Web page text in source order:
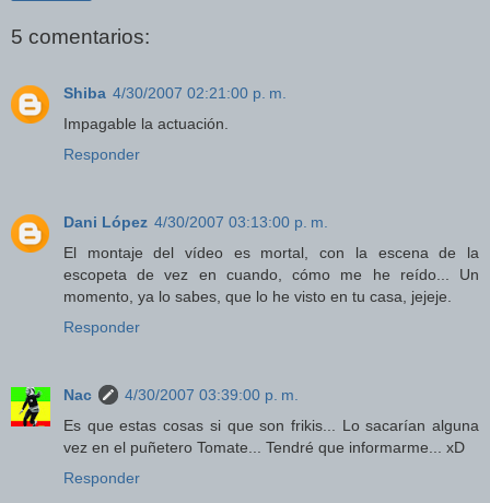
5 comentarios:
Shiba 4/30/2007 02:21:00 p. m.
Impagable la actuación.
Responder
Dani López 4/30/2007 03:13:00 p. m.
El montaje del vídeo es mortal, con la escena de la
escopeta de vez en cuando, cómo me he reído... Un
momento, ya lo sabes, que lo he visto en tu casa, jejeje.
Responder
Nac
4/30/2007 03:39:00 p. m.
Es que estas cosas si que son frikis... Lo sacarían alguna
vez en el puñetero Tomate... Tendré que informarme... xD
Responder